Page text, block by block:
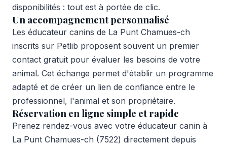
disponibilités : tout est à portée de clic.
Un accompagnement personnalisé
Les éducateur canins de La Punt Chamues-ch
inscrits sur Petlib proposent souvent un premier
contact gratuit pour évaluer les besoins de votre
animal. Cet échange permet d'établir un programme
adapté et de créer un lien de confiance entre le
professionnel, l'animal et son propriétaire.
Réservation en ligne simple et rapide
Prenez rendez-vous avec votre éducateur canin à
La Punt Chamues-ch (7522) directement depuis